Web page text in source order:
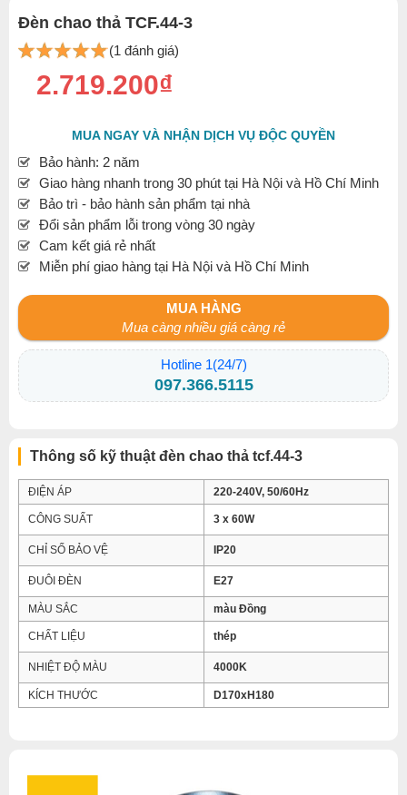
Đèn chao thả TCF.44-3
(1 đánh giá)
2.719.200₫
MUA NGAY VÀ NHẬN DỊCH VỤ ĐỘC QUYỀN
Bảo hành: 2 năm
Giao hàng nhanh trong 30 phút tại Hà Nội và Hồ Chí Minh
Bảo trì - bảo hành sản phẩm tại nhà
Đổi sản phẩm lỗi trong vòng 30 ngày
Cam kết giá rẻ nhất
Miễn phí giao hàng tại Hà Nội và Hồ Chí Minh
MUA HÀNG
Mua càng nhiều giá càng rẻ
Hotline 1(24/7)
097.366.5115
Thông số kỹ thuật đèn chao thả tcf.44-3
ĐIỆN ÁP 220-240V, 50/60Hz
CÔNG SUẤT 3 x 60W
CHỈ SỐ BẢO VỆ IP20
ĐUÔI ĐÈN E27
MÀU SẮC màu Đồng
CHẤT LIỆU thép
NHIỆT ĐỘ MÀU 4000K
KÍCH THƯỚC D170xH180